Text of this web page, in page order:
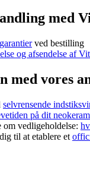
med
ved bestilling
og afsendelse af
med vores
selvrensende
på dit
om vedligeholdelse:
til at etablere et